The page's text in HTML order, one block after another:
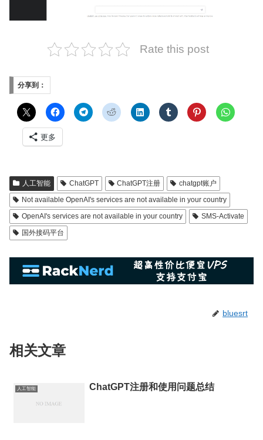
Rate this post
分享到：
更多
人工智能 ChatGPT ChatGPT注册
chatgpt账户
Not available OpenAI's services are not available in your country
OpenAI's services are not available in your country
SMS-Activate
国外接码平台
bluesrt
相关文章
人工智能 ChatGPT注册和使用问题总结